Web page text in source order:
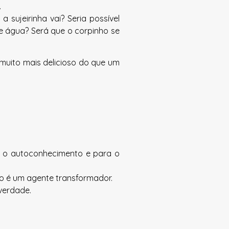
sujeirinha vai? Seria possível
Será que o corpinho se
mais delicioso do que um
autoconhecimento e para o
é um agente transformador.